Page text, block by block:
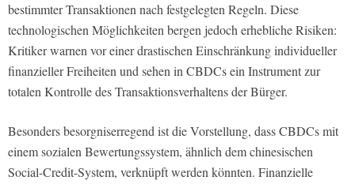
bestimmter Transaktionen nach festgelegten Regeln. Diese
technologischen Möglichkeiten bergen jedoch erhebliche Risiken:
Kritiker warnen vor einer drastischen Einschränkung individueller
finanzieller Freiheiten und sehen in CBDCs ein Instrument zur
totalen Kontrolle des Transaktionsverhaltens der Bürger.
Besonders besorgniserregend ist die Vorstellung, dass CBDCs mit
einem sozialen Bewertungssystem, ähnlich dem chinesischen
Social-Credit-System, verknüpft werden könnten. Finanzielle